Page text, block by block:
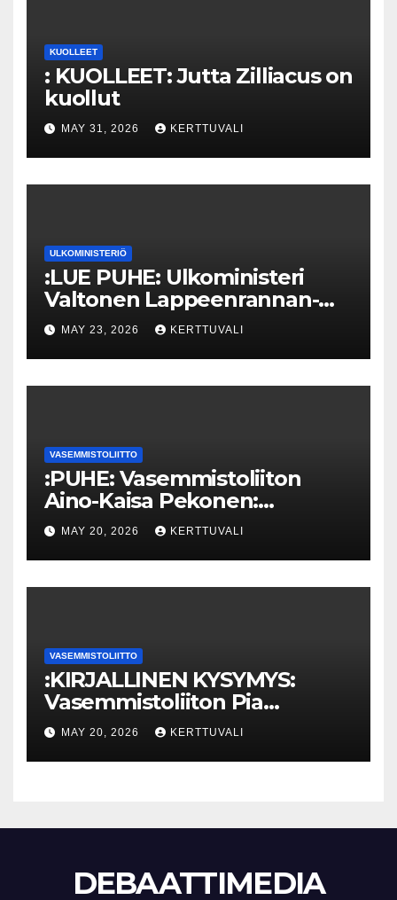
KUOLLEET
: KUOLLEET: Jutta Zilliacus on
kuollut
MAY 31, 2026 KERTTUVALI
ULKOMINISTERIÖ
:LUE PUHE: Ulkoministeri
Valtonen Lappeenrannan-
Lahden teknillisen yliopiston
kunniatohtoriksi
MAY 23, 2026 KERTTUVALI
VASEMMISTOLIITTO
:PUHE: Vasemmistoliiton
Aino-Kaisa Pekonen:
Eriarvoistumisen
pysäyttäminen luo
turvallisuutta
MAY 20, 2026 KERTTUVALI
VASEMMISTOLIITTO
:KIRJALLINEN KYSYMYS:
Vasemmistoliiton Pia
Lohikoski: Missä viipyy Orpon
hallituksen drooniohjeistus
kunnille?
MAY 20, 2026 KERTTUVALI
DEBAATTIMEDIA